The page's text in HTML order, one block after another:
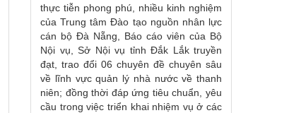
thực tiễn phong phú, nhiều kinh nghiệm
của Trung tâm Đào tạo nguồn nhân lực
cán bộ Đà Nẵng, Báo cáo viên của Bộ
Nội vụ, Sở Nội vụ tỉnh Đắk Lắk truyền
đạt, trao đổi 06 chuyên đề chuyên sâu
về lĩnh vực quản lý nhà nước về thanh
niên; đồng thời đáp ứng tiêu chuẩn, yêu
cầu trong việc triển khai nhiệm vụ ở các